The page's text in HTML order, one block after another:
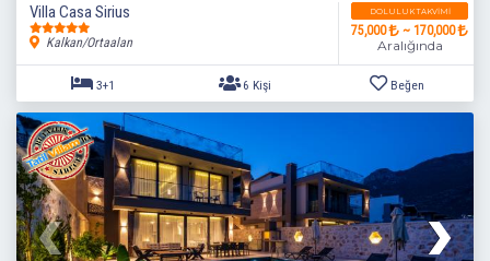
4+1
Villa Casa Sirius
Kalkan/Ortaalan
DOLULUK TAKVIMI
75,000 ~ 170,000
Aralığında